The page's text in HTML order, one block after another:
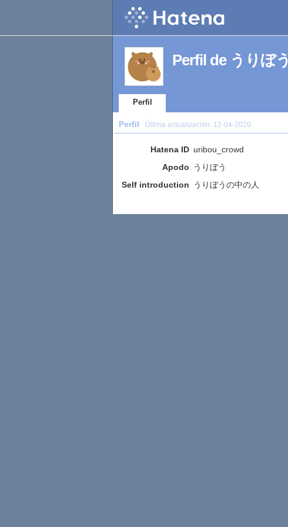
Perfil de うりぼう
Perfil
Perfil Última actualización: 12-04-2020
Hatena ID uribou_crowd
Apodo
うりぼう
Self introduction
うりぼうの中の人